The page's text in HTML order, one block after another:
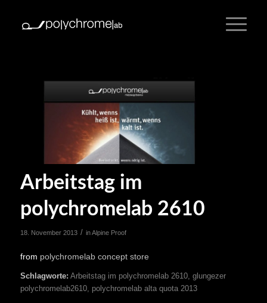
Arbeitstag im
polychromelab 2610
18. November 2013 / inAlpine Proof
from polychromelab concept store
Schlagworte: Arbeitstag im polychromelab 2610, glungezer
polychromelab2610, polychromelab alta quota 2013